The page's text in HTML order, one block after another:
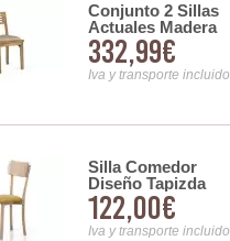
Conjunto 2 Sillas
Actuales Madera
Natural Tapizadas
Serie Asnara
332,99€
Iva y transporte incluido
Silla Comedor
Diseño Tapizda
Madera de Haya
Serie Yara
122,00€
Iva y transporte incluido